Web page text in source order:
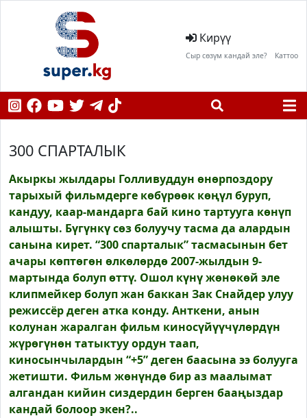
Кирүү
Сыр сөзүм кандай эле? Каттоо
300 СПАРТАЛЫК
Акыркы жылдары Голливуддун өнөрпоздору
тарыхый фильмдерге көбүрөөк көңүл буруп,
кандуу, каар-мандарга бай кино тартууга көнүп
алышты. Бүгүнкү сөз болуучу тасма да алардын
санына кирет. “300 спарталык” тасмасынын бет
ачары көптөгөн өлкөлөрдө 2007-жылдын 9-
мартында болуп өттү. Ошол күнү жөнөкөй эле
клипмейкер болуп жан баккан Зак Снайдер улуу
режиссёр деген атка конду. Анткени, анын
колунан жаралган фильм киносүйүүчү­лөрдүн
жүрө­гүнөн татыктуу ордун таап,
киносынчылардын “+5” деген баасына ээ болууга
жетишти. Фильм жөнүндө бир аз маалымат
алгандан кийин сиздердин берген бааңыздар
кандай болоор экен?..